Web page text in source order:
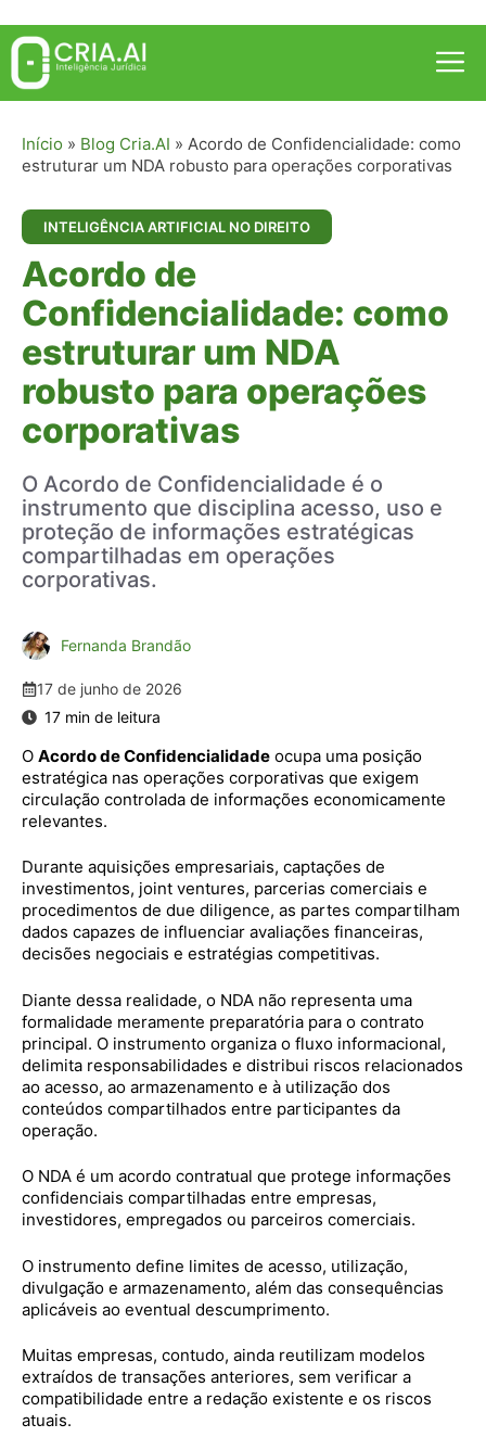
Pular
para
conteúdo
Início » Blog Cria.AI » Acordo de Confidencialidade: como
estruturar um NDA robusto para operações corporativas
INTELIGÊNCIA ARTIFICIAL NO DIREITO
Acordo de
Confidencialidade: como
estruturar um NDA
robusto para operações
corporativas
O Acordo de Confidencialidade é o
instrumento que disciplina acesso, uso e
proteção de informações estratégicas
compartilhadas em operações
corporativas.
Fernanda Brandão
17 de junho de 2026
O Acordo de Confidencialidade ocupa uma posição
estratégica nas operações corporativas que exigem
circulação controlada de informações economicamente
relevantes.
Durante aquisições empresariais, captações de
investimentos, joint ventures, parcerias comerciais e
procedimentos de due diligence, as partes compartilham
dados capazes de influenciar avaliações financeiras,
decisões negociais e estratégias competitivas.
Diante dessa realidade, o NDA não representa uma
formalidade meramente preparatória para o contrato
principal. O instrumento organiza o fluxo informacional,
delimita responsabilidades e distribui riscos relacionados
ao acesso, ao armazenamento e à utilização dos
conteúdos compartilhados entre participantes da
operação.
O NDA é um acordo contratual que protege informações
confidenciais compartilhadas entre empresas,
investidores, empregados ou parceiros comerciais.
O instrumento define limites de acesso, utilização,
divulgação e armazenamento, além das consequências
aplicáveis ao eventual descumprimento.
Muitas empresas, contudo, ainda reutilizam modelos
extraídos de transações anteriores, sem verificar a
compatibilidade entre a redação existente e os riscos
atuais.